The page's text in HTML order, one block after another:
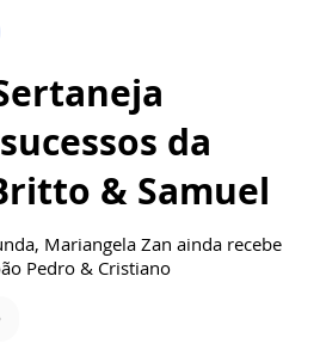
da
& Samuel
Mariangela Zan ainda recebe
Pedro & Cristiano